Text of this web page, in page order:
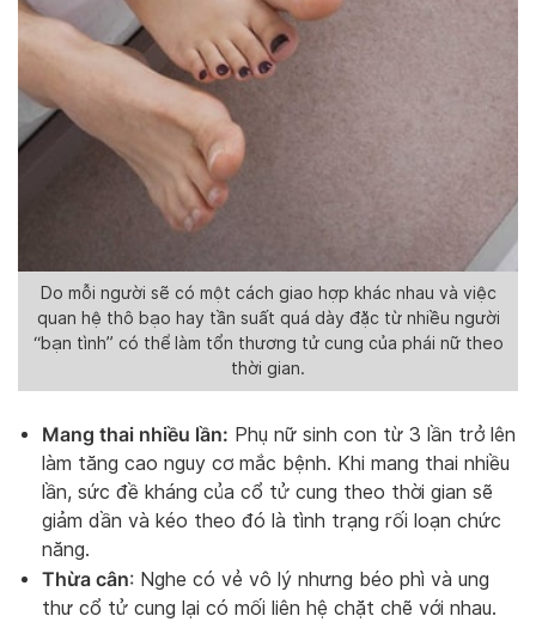
Do mỗi người sẽ có một cách giao hợp khác nhau và việc
quan hệ thô bạo hay tần suất quá dày đặc từ nhiều người
“bạn tình” có thể làm tổn thương tử cung của phái nữ theo
thời gian.
Mang thai nhiều lần: Phụ nữ sinh con từ 3 lần trở lên
làm tăng cao nguy cơ mắc bệnh. Khi mang thai nhiều
lần, sức đề kháng của cổ tử cung theo thời gian sẽ
giảm dần và kéo theo đó là tình trạng rối loạn chức
năng.
Thừa cân: Nghe có vẻ vô lý nhưng béo phì và ung
thư cổ tử cung lại có mối liên hệ chặt chẽ với nhau.